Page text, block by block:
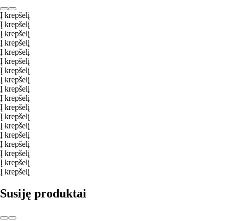
Į krepšelį
Į krepšelį
Į krepšelį
Į krepšelį
Į krepšelį
Į krepšelį
Į krepšelį
Į krepšelį
Į krepšelį
Į krepšelį
Į krepšelį
Į krepšelį
Į krepšelį
Į krepšelį
Į krepšelį
Į krepšelį
Į krepšelį
Į krepšelį
Susiję produktai